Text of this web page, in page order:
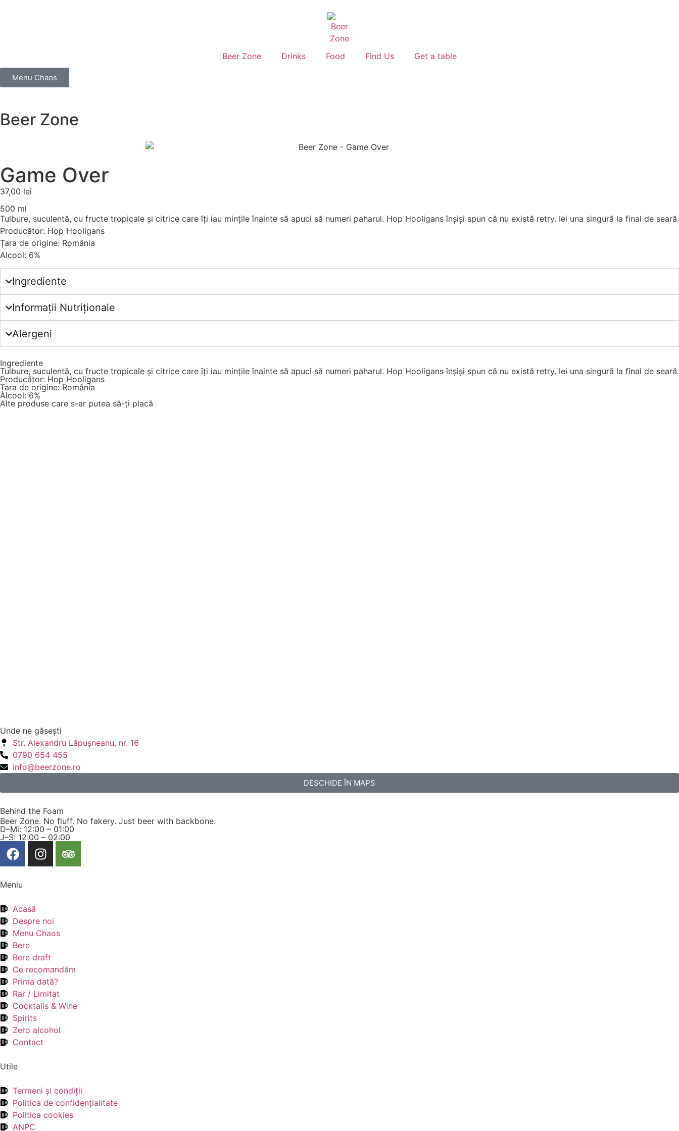
Beer Zone Drinks Food Find Us Get a table
Menu Chaos
Beer Zone
Game Over
37,00 lei
500 ml
Tulbure, suculentă, cu fructe tropicale și citrice care îți iau mințile înainte să apuci să numeri paharul. Hop Hooligans înșiși spun că nu există retry. Iei una singură la final de seară.
Producător: Hop Hooligans
Țara de origine: România
Alcool: 6%
Ingrediente
Informații Nutriționale
Alergeni
Ingrediente
Tulbure, suculentă, cu fructe tropicale și citrice care îți iau mințile înainte să apuci să numeri paharul. Hop Hooligans înșiși spun că nu există retry. Iei una singură la final de seară.
Producător: Hop Hooligans
Țara de origine: România
Alcool: 6%
Alte produse care s-ar putea să-ți placă
Unde ne găseşti
Str. Alexandru Lăpuşneanu, nr. 16
0790 654 455
info@beerzone.ro
DESCHIDE ÎN MAPS
Behind the Foam
Beer Zone. No fluff. No fakery. Just beer with backbone.
D–Mi: 12:00 – 01:00
J–S: 12:00 – 02:00
Meniu
Acasă
Despre noi
Menu Chaos
Bere
Bere draft
Ce recomandăm
Prima dată?
Rar / Limitat
Cocktails & Wine
Spirits
Zero alcohol
Contact
Utile
Termeni şi condiţii
Politica de confidenţialitate
Politica cookies
ANPC